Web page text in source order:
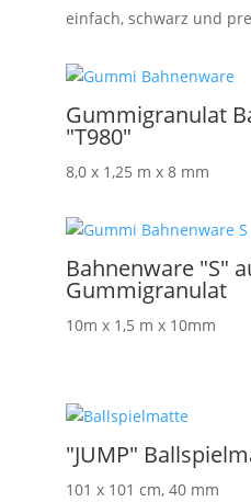
einfach, schwarz und
Gummigranulat
"T980"
8,0 x 1,25 m x 8 mm
Bahnenware "S"
Gummigranulat
10m x 1,5 m x 10mm
"JUMP"
101 x 101 cm, 40 mm